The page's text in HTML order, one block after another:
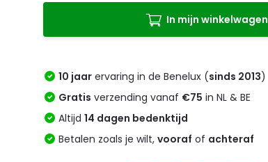
In mijn winkelwagen
10 jaar ervaring in de Benelux (sinds 2013)
Gratis verzending vanaf €75 in NL & BE
Altijd14 dagen bedenktijd
Betalen zoals je wilt,vooraf of achteraf